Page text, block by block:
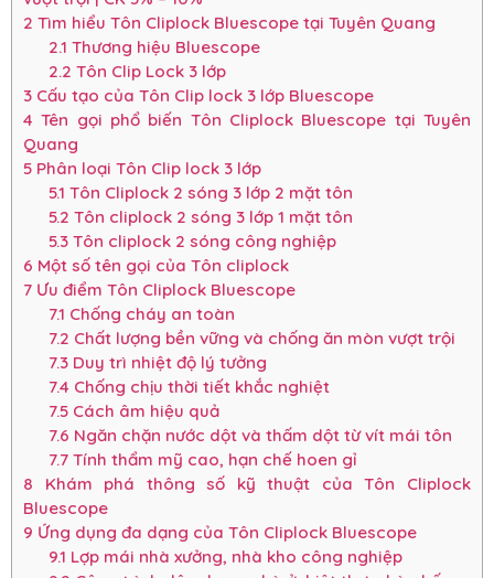
2 Tìm hiểu Tôn Cliplock Bluescope tại Tuyên Quang
2.1 Thương hiệu Bluescope
2.2 Tôn Clip Lock 3 lớp
3 Cấu tạo của Tôn Clip lock 3 lớp Bluescope
4 Tên gọi phổ biến Tôn Cliplock Bluescope tại Tuyên
Quang
5 Phân loại Tôn Clip lock 3 lớp
5.1 Tôn Cliplock 2 sóng 3 lớp 2 mặt tôn
5.2 Tôn cliplock 2 sóng 3 lớp 1 mặt tôn
5.3Tôn cliplock 2 sóng công nghiệp
6 Một số tên gọi của Tôn cliplock
7 Ưu điểm Tôn Cliplock Bluescope
7.1 Chống cháy an toàn
7.2 Chất lượng bền vững và chống ăn mòn vượt trội
7.3Duy trì nhiệt độ lý tưởng
7.4 Chống chịu thời tiết khắc nghiệt
7.5Cách âm hiệu quả
7.6 Ngăn chặn nước dột và thấm dột từ vít mái tôn
7.7Tính thẩm mỹ cao, hạn chế hoen gỉ
8 Khám phá thông số kỹ thuật của Tôn Cliplock
Bluescope
9 Ứng dụng đa dạng của Tôn Cliplock Bluescope
9.1 Lợp mái nhà xưởng, nhà kho công nghiệp